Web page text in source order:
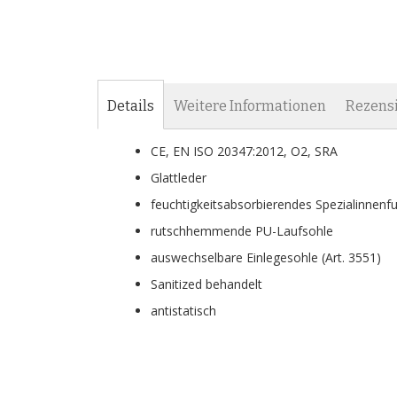
Details
CE, EN ISO 20347:2012, O2, SRA
Glattleder
feuchtigkeitsabsorbierendes
rutschhemmende PU-Laufsohle
auswechselbare Einlegesohle (Art. 3551)
Sanitized behandelt
antistatisch
Weitere Informationen